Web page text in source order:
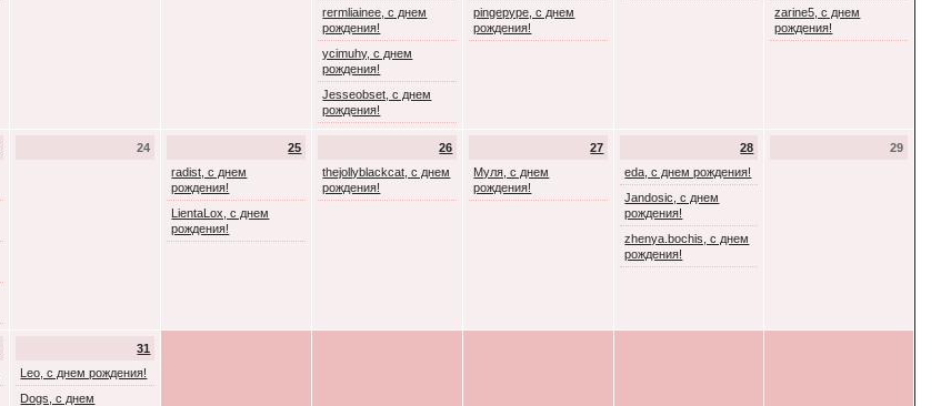
rermliainee, с днем
рождения!
ycimuhy, с днем
рождения!
Jesseobset, с днем
рождения!
pingepype, с днем
рождения!
zarine5, с днем
рождения!
24
25
radist, с днем
рождения!
LientaLox, с днем
рождения!
26
thejollyblackcat, с днем
рождения!
27
Муля, с днем
рождения!
28
eda, с днем рождения!
Jandosic, с днем
рождения!
zhenya.bochis, с днем
рождения!
29
31
Leo, с днем рождения!
Dogs, с днем